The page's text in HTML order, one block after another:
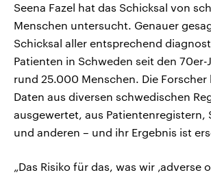
Seena Fazel hat das Schicksal von
Menschen untersucht. Genauer
Schicksal aller entsprechend
Patienten in Schweden seit den 70er-
rund 25.000 Menschen. Die
Daten aus diversen schwedischen
ausgewertet, aus Patientenregistern,
und anderen – und ihr Ergebnis ist
„Das Risiko für das, was wir ‚adverse